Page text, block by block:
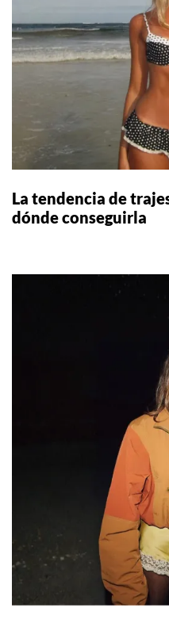
La tendencia de
dónde conseguirla